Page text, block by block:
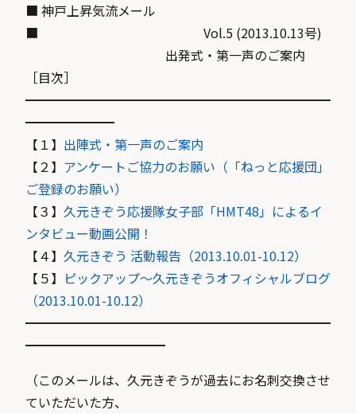
■ 神戸上昇気流メール
■ Vol.5 (2013.10.13号)
出発式・第一声のご案内
［目次］
━━━━━━━━━━━━━━━━━━━━━━━━
━━━━━━━
【１】 出陣式・第一声のご案内
【２】 アンケートご協力のお願い（「ねっと応援団」
ご登録のお願い）
【３】 久元きぞう応援隊女子部「HMT48」によるイ
ンタビュー動画公開！
【４】 久元きぞう 活動報告（2013.10.01-10.12）
【５】 ピックアップ～久元きぞうオフィシャルブログ
（2013.10.01-10.12）
━━━━━━━━━━━━━━━━━━━━━━━━
━━━━━━━━━━━
（このメールは、久元きぞうが過去にお名刺交換させ
ていただいた方、